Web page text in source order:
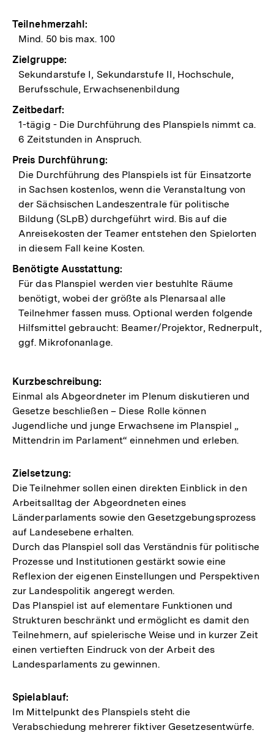
Teilnehmerzahl:
Mind. 50 bis max. 100
Zielgruppe:
Sekundarstufe I, Sekundarstufe II, Hochschule,
Berufsschule, Erwachsenenbildung
Zeitbedarf:
1-tägig - Die Durchführung des Planspiels nimmt ca.
6 Zeitstunden in Anspruch.
Preis Durchführung:
Die Durchführung des Planspiels ist für Einsatzorte
in Sachsen kostenlos, wenn die Veranstaltung von
der Sächsischen Landeszentrale für politische
Bildung (SLpB) durchgeführt wird. Bis auf die
Anreisekosten der Teamer entstehen den Spielorten
in diesem Fall keine Kosten.
Benötigte Ausstattung:
Für das Planspiel werden vier bestuhlte Räume
benötigt, wobei der größte als Plenarsaal alle
Teilnehmer fassen muss. Optional werden folgende
Hilfsmittel gebraucht: Beamer/Projektor, Rednerpult,
ggf. Mikrofonanlage.
Kurzbeschreibung:
Einmal als Abgeordneter im Plenum diskutieren und
Gesetze beschließen – Diese Rolle können
Jugendliche und junge Erwachsene im Planspiel „
Mittendrin im Parlament“ einnehmen und erleben.
Zielsetzung:
Die Teilnehmer sollen einen direkten Einblick in den
Arbeitsalltag der Abgeordneten eines
Länderparlaments sowie den Gesetzgebungsprozess
auf Landesebene erhalten.
Durch das Planspiel soll das Verständnis für politische
Prozesse und Institutionen gestärkt sowie eine
Reflexion der eigenen Einstellungen und Perspektiven
zur Landespolitik angeregt werden.
Das Planspiel ist auf elementare Funktionen und
Strukturen beschränkt und ermöglicht es damit den
Teilnehmern, auf spielerische Weise und in kurzer Zeit
einen vertieften Eindruck von der Arbeit des
Landesparlaments zu gewinnen.
Spielablauf:
Im Mittelpunkt des Planspiels steht die
Verabschiedung mehrerer fiktiver Gesetzesentwürfe.